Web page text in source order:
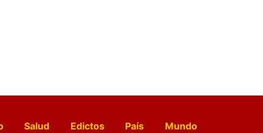
Salud Edictos País
Mundo